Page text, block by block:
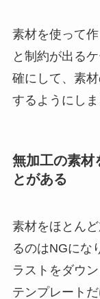
素材を使って
と制約が出る
確にして、素
するようにしま
無加工の素材
とがある
素材をほとん
るのはNGにな
ラストをダウ
テンプレート